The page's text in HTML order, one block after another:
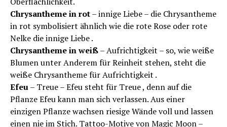
Chrysantheme in rot– innige Liebe – die Chrysantheme
in rot symbolisiert ähnlich wie die rote Rose oder rote
Nelke die innige Liebe .
Chrysantheme in weiß– Aufrichtigkeit – so, wie weiße
Blumen unter Anderem für Reinheit stehen, steht die
weiße Chrysantheme für Aufrichtigkeit .
Efeu– Treue – Efeu steht für Treue , denn auf die
Pflanze Efeu kann man sich verlassen. Aus einer
einzigen Pflanze wachsen riesige Wände voll und lassen
einen nie im Stich. Tattoo-Motive von Magic Moon –